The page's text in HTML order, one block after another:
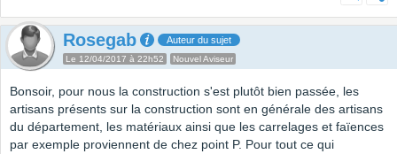
Rosegab Auteur du sujet
Le 12/04/2017 à 22h52 Nouvel Aviseur
Bonsoir, pour nous la construction s'est plutôt bien passée, les
artisans présents sur la construction sont en générale des artisans
du département, les matériaux ainsi que les carrelages et faïences
par exemple proviennent de chez point P. Pour tout ce qui